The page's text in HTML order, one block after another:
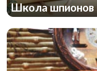
Школа шпионов